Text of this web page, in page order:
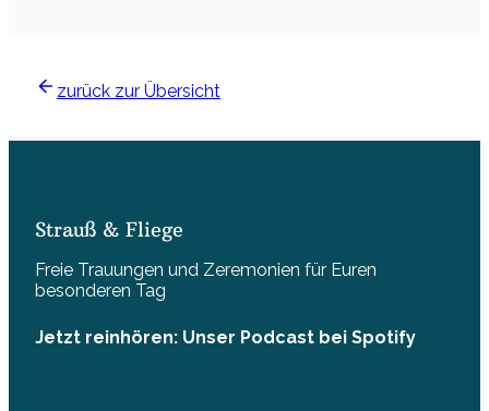
zurück zur Übersicht
Strauß & Fliege
Freie Trauungen und Zeremonien für Euren
besonderen Tag
Jetzt reinhören: Unser Podcast bei Spotify